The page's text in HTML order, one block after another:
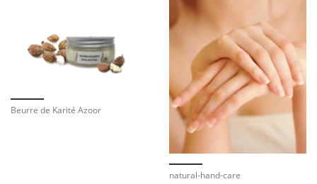
Beurre de Karité Azoor
natural-hand-care